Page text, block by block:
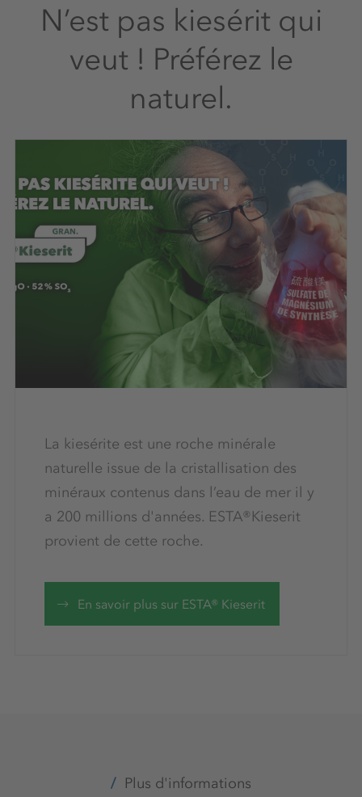
dans toutes les langues officielles de l'Union
Européenne.
N’est pas kiesérit qui
veut ! Préférez le
naturel.
La kiesérite est une roche minérale
naturelle issue de la cristallisation des
minéraux contenus dans l’eau de mer il y
a 200 millions d'années. ESTA®Kieserit
provient de cette roche.
En savoir plus sur ESTA® Kieserit
Plus d'informations